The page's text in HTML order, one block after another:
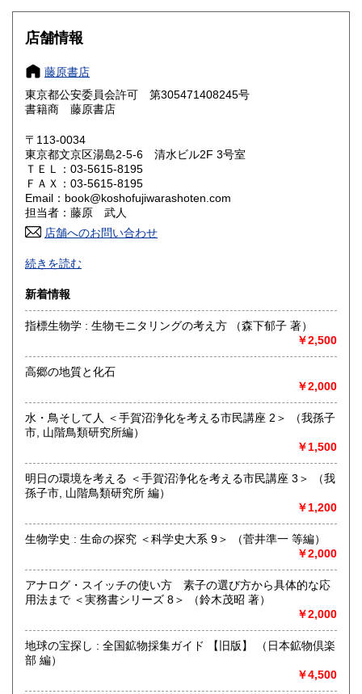
大阪府
奈良県
鳥取県 1,200円 島根県
岡山県
山口県 1,200円
香川県 1,200円 愛媛県
高知県 1,200円
佐賀県
熊本県 1,450円 大分県 1,450円
1,450円
沖縄県
店舗情報
藤原書店
東京都公安委員会許可 第305471408245号
書籍商 藤原書店
〒113-0034
東京都文京区湯島2-5-6 清水ビル2F 3号室
ＴＥＬ：03-5615-8195
ＦＡＸ：03-5615-8195
Email：book@koshofujiwarashoten.com
担当者：藤原 武人
店舗へのお問い合わせ
【通信販売専門 (ご来店不可)】 の古書店です。
※大変申し訳ございませんが、店頭での販売は行っておりま
せん。
書籍の状態等、ご不明な点・気になる所がございましたら、
メールアドレス【book@koshofujiwarashoten.com】
※販売書籍につきまして【お電話でのお問い合わせ】は、現
(お電話折返しでのご対応となります)
沿線名：JR中央線・総武線・東京メトロ丸ノ内線
営業時間：【事務所営業・通信販売専門 (ご来店不可)】
9:00〜17:00 ※買取・仕入れ等で不在の場合がございます
定休日：水曜日・日曜日・年末年始
書籍の買取について
自然科学等の学術書・専門書・その他資料買取り致します。
電話・FAX・メール等でお気軽にご相談下さいませ。
出張買取・配送料着払い(当店の支払い)で送って頂くことも
可能でございます。
取り扱い分野
続きを読む
新着情報
指標生物学 : 生物モニタリングの考え方 （森下郁子 著）
￥2,500
高郷の地質と化石
￥2,000
水・鳥そして人 ＜手賀沼浄化を考える市民講座 2＞ （我孫子
市, 山階鳥類研究所編）
￥1,500
明日の環境を考える ＜手賀沼浄化を考える市民講座 3＞ （我
孫子市, 山階鳥類研究所 編）
￥1,200
生物学史 : 生命の探究 ＜科学史大系 9＞ （菅井準一 等編）
￥2,000
アナログ・スイッチの使い方 素子の選び方から具体的な応
用法まで ＜実務書シリーズ 8＞ （鈴木茂昭 著）
￥2,000
地球の宝探し : 全国鉱物採集ガイド 【旧版】 （日本鉱物倶楽
部 編）
￥4,500